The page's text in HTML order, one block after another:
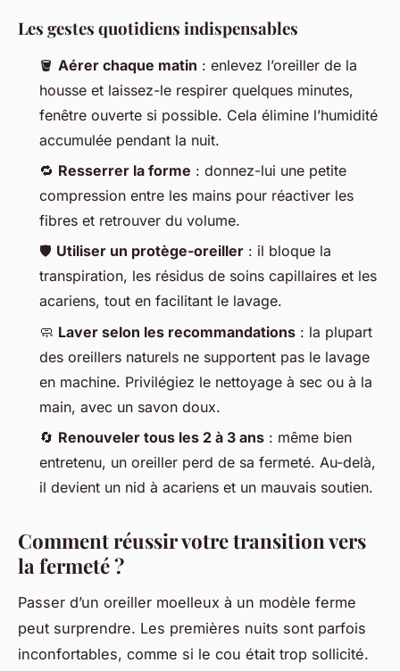
Les gestes quotidiens indispensables
🪣 Aérer chaque matin : enlevez l’oreiller de la
housse et laissez-le respirer quelques minutes,
fenêtre ouverte si possible. Cela élimine l’humidité
accumulée pendant la nuit.
🔁 Resserrer la forme : donnez-lui une petite
compression entre les mains pour réactiver les
fibres et retrouver du volume.
🛡️ Utiliser un protège-oreiller : il bloque la
transpiration, les résidus de soins capillaires et les
acariens, tout en facilitant le lavage.
🧼 Laver selon les recommandations : la plupart
des oreillers naturels ne supportent pas le lavage
en machine. Privilégiez le nettoyage à sec ou à la
main, avec un savon doux.
🔄 Renouveler tous les 2 à 3 ans : même bien
entretenu, un oreiller perd de sa fermeté. Au-delà,
il devient un nid à acariens et un mauvais soutien.
Comment réussir votre transition vers
la fermeté ?
Passer d’un oreiller moelleux à un modèle ferme
peut surprendre. Les premières nuits sont parfois
inconfortables, comme si le cou était trop sollicité.